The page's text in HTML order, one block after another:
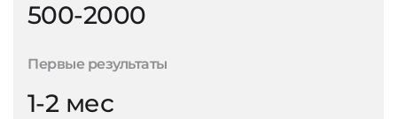
500-2000
Первые результаты
1-2 мес